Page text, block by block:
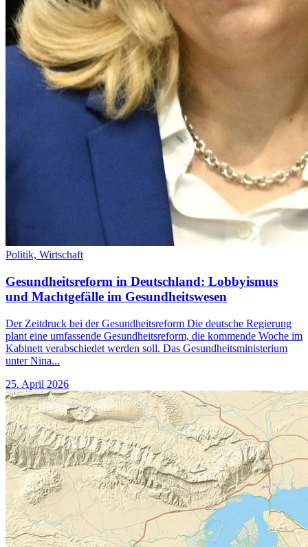
Politik, Wirtschaft
Gesundheitsreform in Deutschland: Lobbyismus
und Machtgefälle im Gesundheitswesen
Der Zeitdruck bei der Gesundheitsreform Die deutsche Regierung
plant eine umfassende Gesundheitsreform, die kommende Woche im
Kabinett verabschiedet werden soll. Das Gesundheitsministerium
unter Nina...
25. April 2026